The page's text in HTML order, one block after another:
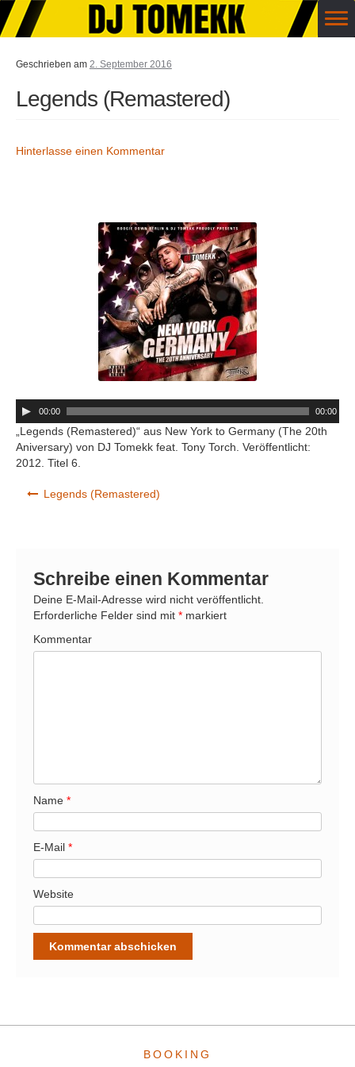
Zur Navigation springen
Springe zum Inhalt
Menü
HOME
BOOKING
TIMELINE
IMPRESSUM
Geschrieben am 2. September 2016
Legends (Remastered)
Hinterlasse einen Kommentar
A
u
d
i
o
00:00 00:00
„Legends (Remastered)“ aus New York to Germany (The 20th
Aniversary) von DJ Tomekk feat. Tony Torch. Veröffentlicht:
2012. Titel 6.
Legends (Remastered)
Schreibe einen Kommentar
Deine E-Mail-Adresse wird nicht veröffentlicht.
Erforderliche Felder sind mit* markiert
Kommentar
Name*
E-Mail*
Website
BOOKING